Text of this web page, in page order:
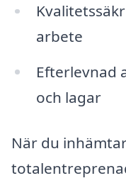
arbete
Efterlevnad
och lagar
När du